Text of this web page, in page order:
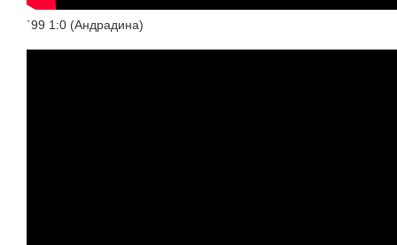
`99 1:0 (Андрадина)